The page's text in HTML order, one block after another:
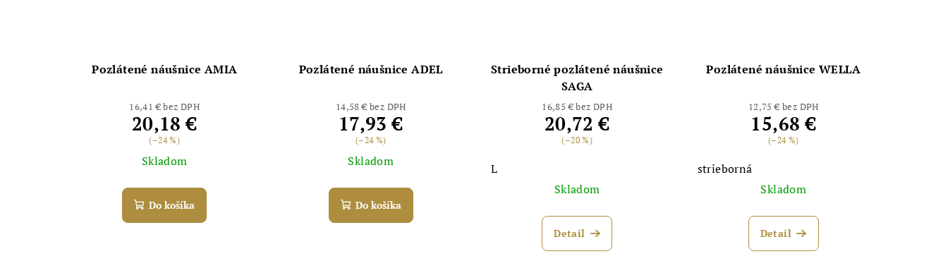
Pozlátené náušnice AMIA
16,41 € bez DPH
20,18 €
(–24 %)
Skladom
Do košíka
Pozlátené náušnice ADEL
14,58 € bez DPH
17,93 €
(–24 %)
Skladom
Do košíka
Strieborné pozlátené náušnice
SAGA
16,85 € bez DPH
20,72 €
(–20 %)
L
Skladom
Detail
Pozlátené náušnice WELLA
12,75 € bez DPH
15,68 €
(–24 %)
strieborná
Skladom
Detail